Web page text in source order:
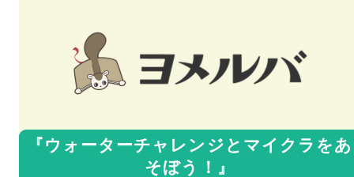
『ウォーターチャレンジとマイクラをあ
そぼう！』